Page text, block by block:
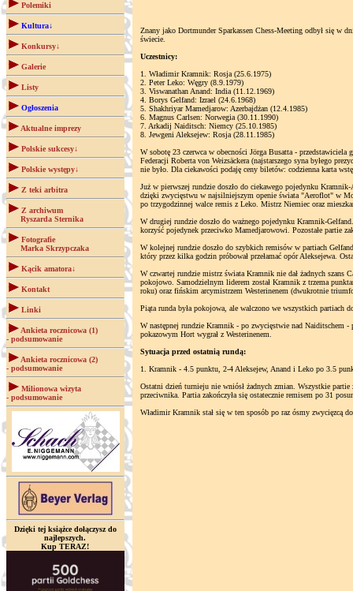
Polemiki
Kultura↓
Konkursy↓
Galerie
Listy
Ogłoszenia
Aktualne imprezy
Polskie sukcesy↓
Polskie występy↓
Z teki arbitra
Z archiwum
Ryszarda Sternika
Fotografie
Marka Skrzypczaka
Kącik amatora↓
Kontakt
Linki
Ankieta rocznicowa (1)
- podsumowanie
Ankieta rocznicowa (2)
- podsumowanie
Milionowa wizyta
- podsumowanie
Dzięki tej książce dołączysz do
najlepszych.
Kup TERAZ!
Znany jako Dortmunder Sparkassen Chess-Meeting odbył się w
świecie.
Uczestnicy:
1. Władimir Kramnik: Rosja (25.6.1975)
2. Peter Leko: Węgry (8.9.1979)
3. Viswanathan Anand: India (11.12.1969)
4. Borys Gelfand: Izrael (24.6.1968)
5. Shakhriyar Mamedjarow: Azerbajdżan (12.4.1985)
6. Magnus Carlsen: Norwegia (30.11.1990)
7. Arkadij Naiditsch: Niemcy (25.10.1985)
8. Jewgeni Aleksejew: Rosja (28.11.1985)
W sobotę 23 czerwca w obecności Jörga Busatta -
Federacji Roberta von Weizsäckera (najstarszego syna byłego
nie było. Dla ciekawości podaję ceny biletów: codzienna karta
Już w pierwszej rundzie doszło do ciekawego pojedynku
dzięki zwycięstwu w najsilniejszym openie świata "Aeroflot" w
po trzygodzinnej walce remis z Leko. Mistrz Niemiec oraz
W drugiej rundzie doszło do ważnego pojedynku Kramnik-
korzyść pojedynek przeciwko Mamedjarowowi. Pozostałe partie
W kolejnej rundzie doszło do szybkich remisów w partiach
który przez kilka godzin próbował przełamać opór Aleksejewa.
W czwartej rundzie mistrz świata Kramnik nie dał żadnych szans
pokojowo. Samodzielnym liderem został Kramnik z trzema
roku) oraz fińskim arcymistrzem Westerinenem (dwukrotnie
Piąta runda była pokojowa, ale walczono we wszystkich partiach
W następnej rundzie Kramnik - po zwycięstwie nad Naiditschem -
pokazowym Hort wygrał z Westerinenem.
Sytuacja przed ostatnią rundą:
1. Kramnik - 4.5 punktu, 2-4 Aleksejew, Anand i Leko po 3.5
Ostatni dzień turnieju nie wniósł żadnych zmian. Wszystkie partie
przeciwnika. Partia zakończyła się ostatecznie remisem po 31
Władimir Kramnik stał się w ten sposób po raz ósmy zwycięzcą